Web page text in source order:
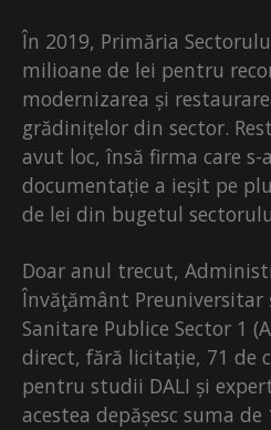
În 2019, Primăria
milioane de lei pentru
modernizarea și
grădinițelor din sector.
avut loc, însă firma care s-
documentație a ieșit pe
de lei din bugetul
Doar anul trecut,
Învăţământ
Sanitare Publice Sector 1
direct, fără licitație, 71 de
pentru studii DALI și
acestea depășesc suma